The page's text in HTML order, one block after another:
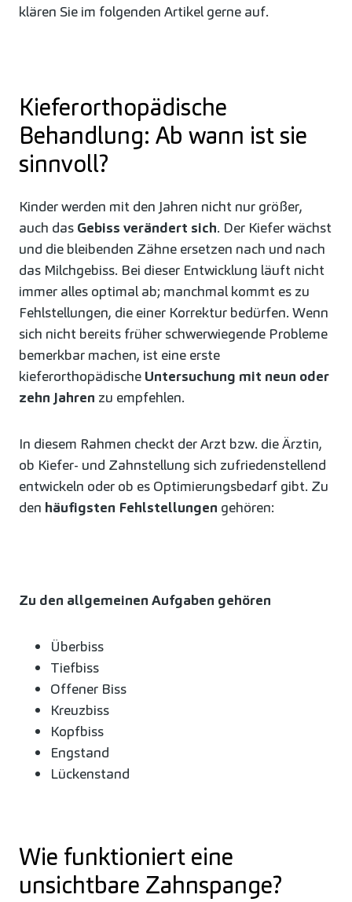
klären Sie im folgenden Artikel gerne auf.
Kieferorthopädische
Behandlung: Ab wann ist sie
sinnvoll?
Kinder werden mit den Jahren nicht nur größer,
auch das Gebiss verändert sich. Der Kiefer wächst
und die bleibenden Zähne ersetzen nach und nach
das Milchgebiss. Bei dieser Entwicklung läuft nicht
immer alles optimal ab; manchmal kommt es zu
Fehlstellungen, die einer Korrektur bedürfen. Wenn
sich nicht bereits früher schwerwiegende Probleme
bemerkbar machen, ist eine erste
kieferorthopädische Untersuchung mit neun oder
zehn Jahren zu empfehlen.
In diesem Rahmen checkt der Arzt bzw. die Ärztin,
ob Kiefer- und Zahnstellung sich zufriedenstellend
entwickeln oder ob es Optimierungsbedarf gibt. Zu
den häufigsten Fehlstellungen gehören:
Zu den allgemeinen Aufgaben gehören
Überbiss
Tiefbiss
Offener Biss
Kreuzbiss
Kopfbiss
Engstand
Lückenstand
Wie funktioniert eine
unsichtbare Zahnspange?